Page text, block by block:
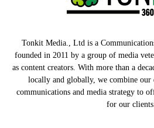
Tonkit Media., Ltd is a
founded in 2011 by a group of media
as content creators. With more than a
locally and globally, we combine our
communications and media strategy to
for our